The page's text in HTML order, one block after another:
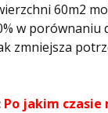
60m2
w porównaniu
zmniejsza
Po jakim czasie